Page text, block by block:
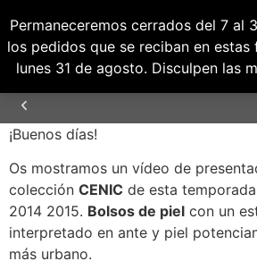
Permaneceremos cerrados del 7 al
los pedidos que se reciban en estas
lunes 31 de agosto. Disculpen las
0,00€
0
TIEMPO DE ENTREGA
¡Buenos días!
Os mostramos un vídeo de
colección CENIC de esta
2014 2015. Bolsos de piel con un
interpretado en ante y piel
más urbano.